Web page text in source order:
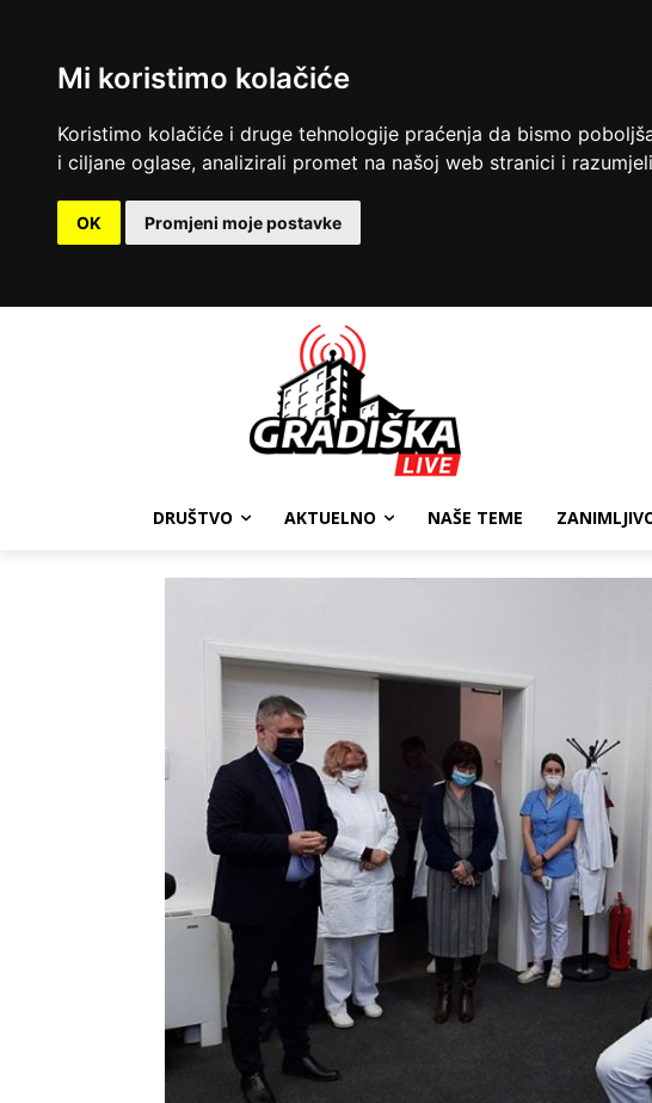
Mi koristimo kolačiće
Koristimo kolačiće i druge tehnologije praćenja da bismo
i ciljane oglase, analizirali promet na našoj web stranici i
OK Promjeni moje postavke
DRUŠTVO AKTUELNO NAŠE TEME